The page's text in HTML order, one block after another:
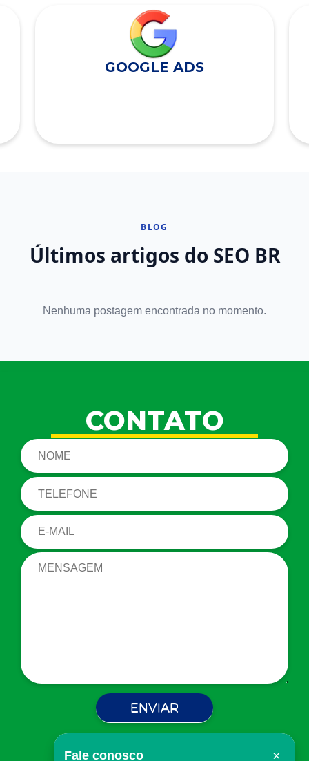
GOOGLE ADS
BLOG
Últimos artigos do SEO BR
Nenhuma postagem encontrada no momento.
CONTATO
Fale conosco ×